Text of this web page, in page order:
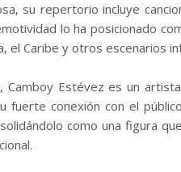
su repertorio incluye
lo ha posicionado
el Caribe y otros escenarios
Camboy Estévez es un
fuerte conexión con el
como una figura